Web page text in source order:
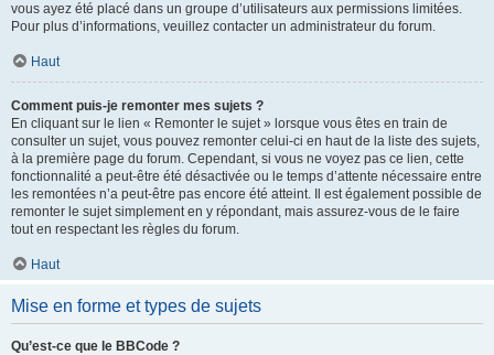
vous ayez été placé dans un groupe d’utilisateurs aux permissions limitées.
Pour plus d’informations, veuillez contacter un administrateur du forum.
Haut
Comment puis-je remonter mes sujets ?
En cliquant sur le lien « Remonter le sujet » lorsque vous êtes en train de
consulter un sujet, vous pouvez remonter celui-ci en haut de la liste des sujets,
à la première page du forum. Cependant, si vous ne voyez pas ce lien, cette
fonctionnalité a peut-être été désactivée ou le temps d’attente nécessaire entre
les remontées n’a peut-être pas encore été atteint. Il est également possible de
remonter le sujet simplement en y répondant, mais assurez-vous de le faire
tout en respectant les règles du forum.
Haut
Mise en forme et types de sujets
Qu’est-ce que le BBCode ?